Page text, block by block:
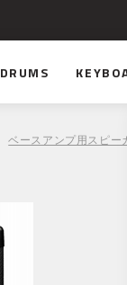
DRUMS
ベースアンプ用スピー